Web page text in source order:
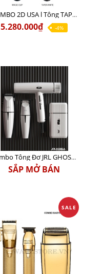
COMBO 2D USA l Tông TAPER WHITE + Tông MAGIC CLIP
5.280.000₫ -4%
Combo Tông Đơ JRL GHOST 3 Limited Edition Chính Hãng USA
SẮP MỞ BÁN
SALE